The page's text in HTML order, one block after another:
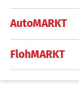
AutoMARKT
FlohMARKT